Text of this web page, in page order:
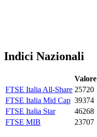
Indici Nazionali
Valore
FTSE Italia All-Share 25720
FTSE Italia Mid Cap 39374
FTSE Italia Star
46268
FTSE MIB
23707